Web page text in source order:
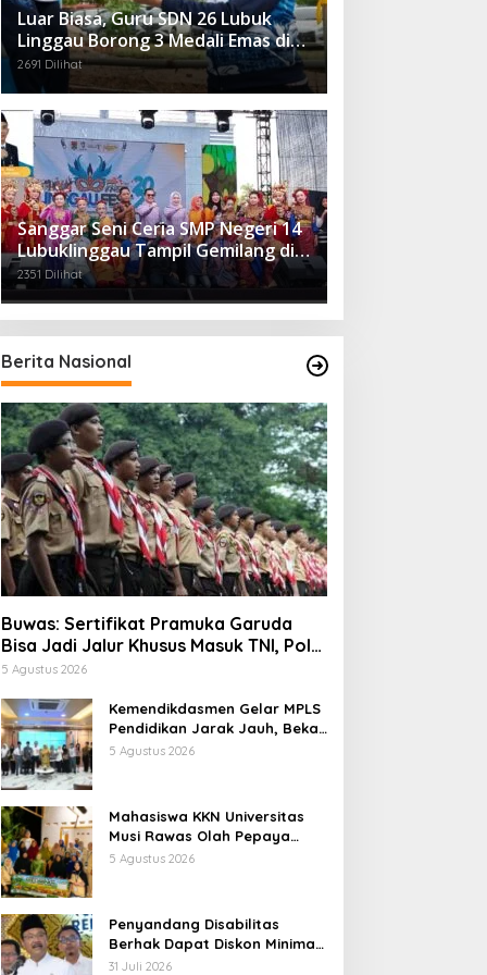
Luar Biasa, Guru SDN 26 Lubuk
Linggau Borong 3 Medali Emas di
Tiga Cabor Berbeda
2691 Dilihat
Sanggar Seni Ceria SMP Negeri 14
Lubuklinggau Tampil Gemilang di
Linggau Fest 2025
2351 Dilihat
Berita Nasional
Buwas: Sertifikat Pramuka Garuda
Bisa Jadi Jalur Khusus Masuk TNI, Polri,
dan Perguruan Tinggi
5 Agustus 2026
Kemendikdasmen Gelar MPLS
Pendidikan Jarak Jauh, Bekali
Murid Bangun Kemandirian
5 Agustus 2026
Mahasiswa KKN Universitas
Musi Rawas Olah Pepaya
Menjadi Produk Bernilai Jual
5 Agustus 2026
Penyandang Disabilitas
Berhak Dapat Diskon Minimal
20 Persen untuk Biaya
31 Juli 2026